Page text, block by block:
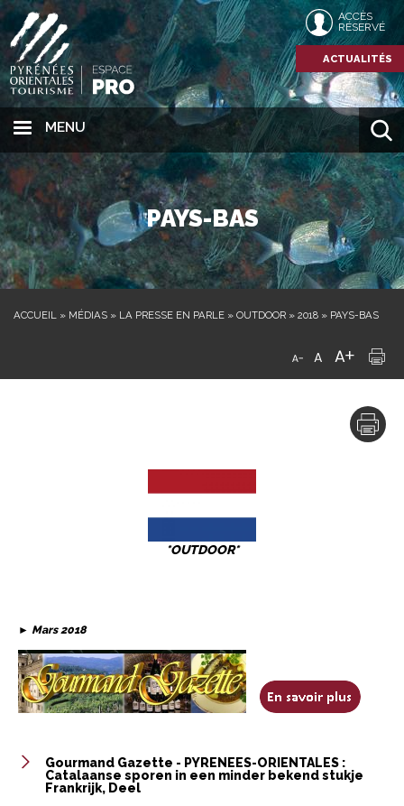
MENU
ACCÈS
RÉSERVÉ
ACTUALITÉS
PAYS-BAS
ACCUEIL » MÉDIAS » LA PRESSE EN PARLE » OUTDOOR » 2018 » PAYS-BAS
*OUTDOOR*
► Mars 2018
Gourmand Gazette - PYRENEES-ORIENTALES :
Catalaanse sporen in een minder bekend stukje
Frankrijk, Deel